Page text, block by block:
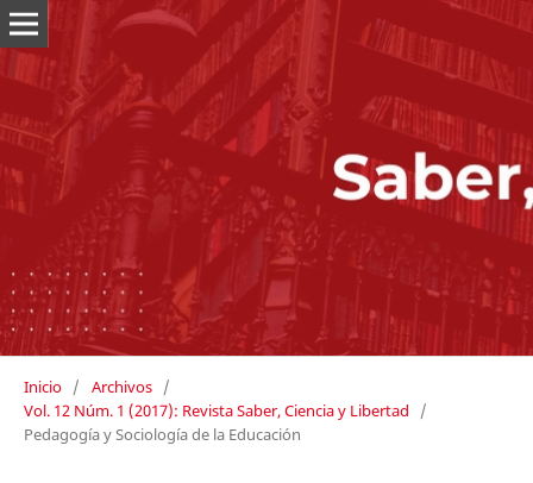
Inicio / Archivos /
Vol. 12 Núm. 1 (2017): Revista Saber, Ciencia y Libertad
/
Pedagogía y Sociología de la Educación